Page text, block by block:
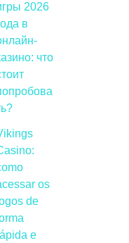
2026
в
что
os
de
e